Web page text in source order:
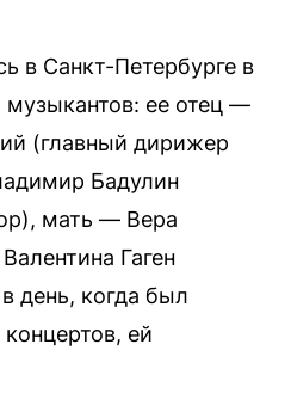
в Санкт-Петербурге в
ее отец —
(главный дирижер
Бадулин
мать — Вера
Гаген
день, когда был
ей